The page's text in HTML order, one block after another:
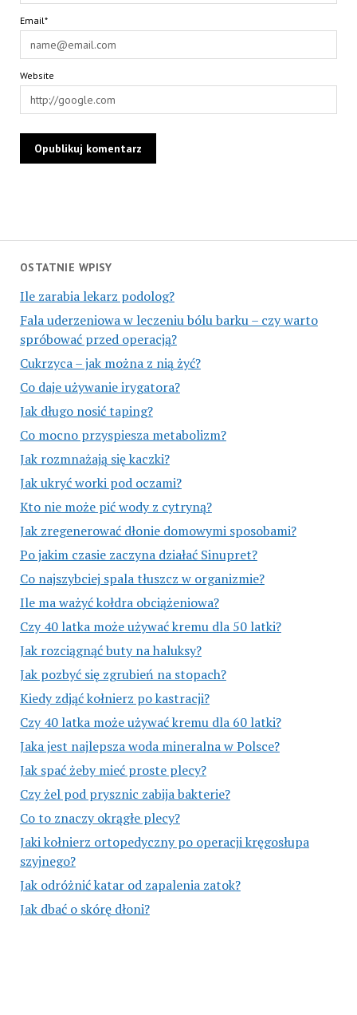
OSTATNIE WPISY
Ile zarabia lekarz podolog?
Fala uderzeniowa w leczeniu bólu barku – czy warto
spróbować przed operacją?
Cukrzyca – jak można z nią żyć?
Co daje używanie irygatora?
Jak długo nosić taping?
Co mocno przyspiesza metabolizm?
Jak rozmnażają się kaczki?
Jak ukryć worki pod oczami?
Kto nie może pić wody z cytryną?
Jak zregenerować dłonie domowymi sposobami?
Po jakim czasie zaczyna działać Sinupret?
Co najszybciej spala tłuszcz w organizmie?
Ile ma ważyć kołdra obciążeniowa?
Czy 40 latka może używać kremu dla 50 latki?
Jak rozciągnąć buty na haluksy?
Jak pozbyć się zgrubień na stopach?
Kiedy zdjąć kołnierz po kastracji?
Czy 40 latka może używać kremu dla 60 latki?
Jaka jest najlepsza woda mineralna w Polsce?
Jak spać żeby mieć proste plecy?
Czy żel pod prysznic zabija bakterie?
Co to znaczy okrągłe plecy?
Jaki kołnierz ortopedyczny po operacji kręgosłupa
szyjnego?
Jak odróżnić katar od zapalenia zatok?
Jak dbać o skórę dłoni?
Email*
Website